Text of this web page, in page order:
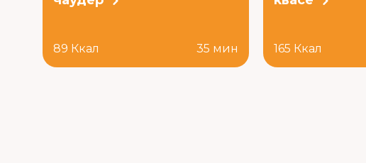
89 Ккал 35 мин 165 Ккал